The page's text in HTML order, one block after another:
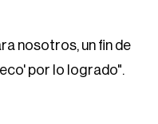
nosotros, un fin de
por lo logrado".